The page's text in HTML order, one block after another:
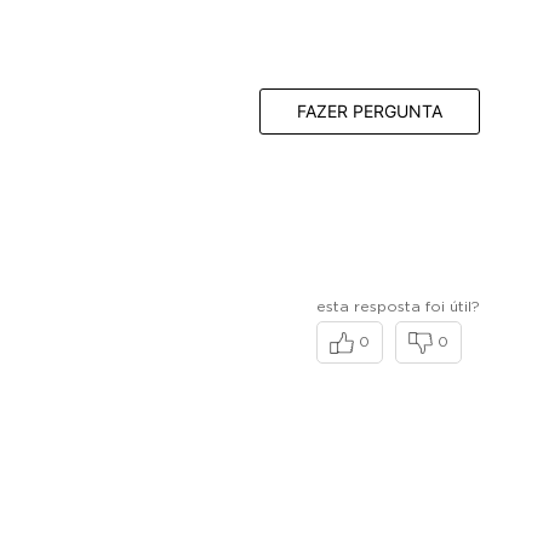
FAZER PERGUNTA
esta resposta foi útil?
0 0